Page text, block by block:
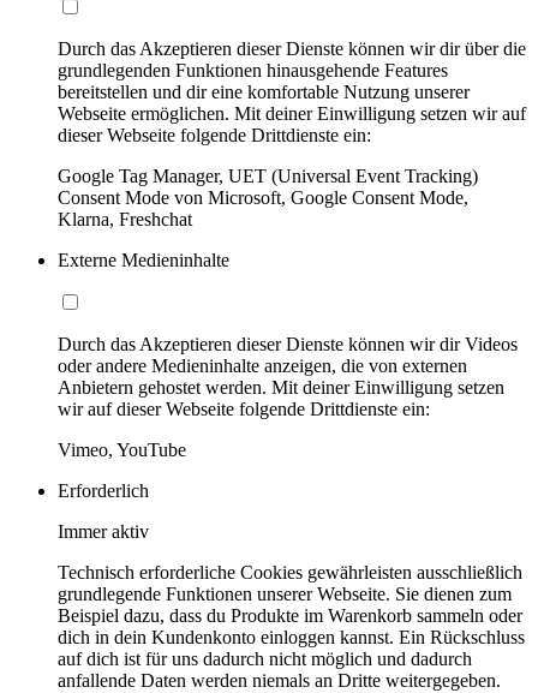
Durch das Akzeptieren dieser Dienste können wir dir über die
grundlegenden Funktionen hinausgehende Features
bereitstellen und dir eine komfortable Nutzung unserer
Webseite ermöglichen. Mit deiner Einwilligung setzen wir auf
dieser Webseite folgende Drittdienste ein:
Google Tag Manager, UET (Universal Event Tracking)
Consent Mode von Microsoft, Google Consent Mode,
Klarna, Freshchat
Externe Medieninhalte
Durch das Akzeptieren dieser Dienste können wir dir Videos
oder andere Medieninhalte anzeigen, die von externen
Anbietern gehostet werden. Mit deiner Einwilligung setzen
wir auf dieser Webseite folgende Drittdienste ein:
Vimeo, YouTube
Erforderlich
Immer aktiv
Technisch erforderliche Cookies gewährleisten ausschließlich
grundlegende Funktionen unserer Webseite. Sie dienen zum
Beispiel dazu, dass du Produkte im Warenkorb sammeln oder
dich in dein Kundenkonto einloggen kannst. Ein Rückschluss
auf dich ist für uns dadurch nicht möglich und dadurch
anfallende Daten werden niemals an Dritte weitergegeben.